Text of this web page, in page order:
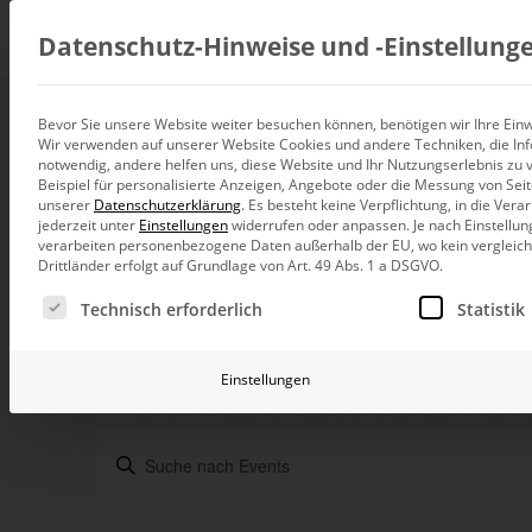
Beratung
Datenintegration
Individuelle Datenarchitektur-
BI und Analytics
Ganzheitliche Data-Analytics-
Planung, Forecasting und Simulation
Betrieb und
Veranstaltungen Webinar
Webinar
Webinaraufzeichnungen, die zu einem festen
Veranstaltungen
Bitte
Schlüsselwort
Datenschutz-Hinweise und
Bevor Sie unsere Website weiter besuchen können, benötigen wir Ihre
Wir verwenden auf unserer Website Cookies und andere Techniken, die
notwendig, andere helfen uns, diese Website und Ihr Nutzungserlebnis zu
Beispiel für personalisierte Anzeigen, Angebote oder die Messung von
unserer Datenschutzerklärung. Es besteht keine Verpflichtung, in die
jederzeit unter Einstellungenwiderrufen oder anpassen. Je nach
verarbeiten personenbezogene Daten außerhalb der EU, wo kein
Drittländer erfolgt auf Grundlage von Art. 49 Abs. 1 a DSGVO.
Es folgt eine Liste der Service-Gruppen, für die eine
Technisch erforderlich Statistik
Einstellungen